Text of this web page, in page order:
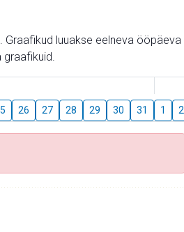
luuakse eelneva ööpäeva
26 27 28 29 30 31 1 2